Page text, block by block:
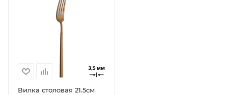
Вилка столовая 21.5см